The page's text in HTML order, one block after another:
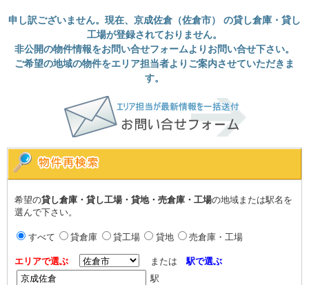
申し訳ございません。現在、京成佐倉（佐倉市） の貸し倉庫・貸し
工場が登録されておりません。
非公開の物件情報をお問い合せフォームよりお問い合せ下さい。
ご希望の地域の物件をエリア担当者よりご案内させていただきま
す。
希望の貸し倉庫・貸し工場・貸地・売倉庫・工場の地域または駅名を
選んで下さい。
すべて 貸倉庫 貸工場 貸地 売倉庫・工場
エリアで選ぶ または 駅で選ぶ
駅